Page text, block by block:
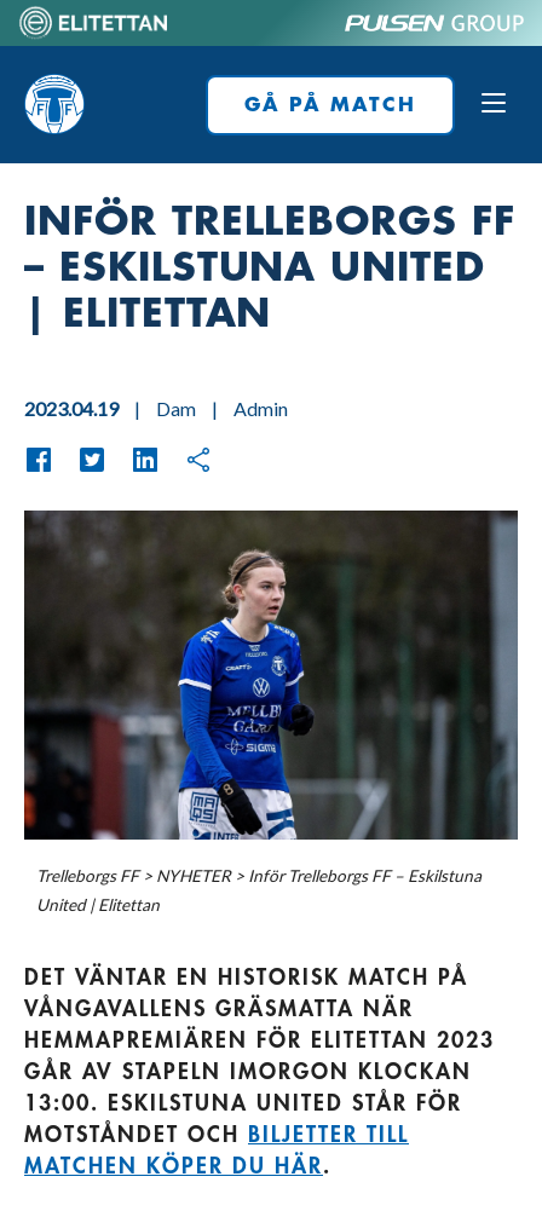
content
Home
GÅ PÅ MATCH
INFÖR TRELLEBORGS FF
– ESKILSTUNA UNITED
| ELITETTAN
2023.04.19 | Dam | Admin
Trelleborgs FF> NYHETER> Inför Trelleborgs FF – Eskilstuna
United | Elitettan
DET VÄNTAR EN HISTORISK MATCH PÅ
VÅNGAVALLENS GRÄSMATTA NÄR
HEMMAPREMIÄREN FÖR ELITETTAN 2023
GÅR AV STAPELN IMORGON KLOCKAN
13:00. ESKILSTUNA UNITED STÅR FÖR
MOTSTÅNDET OCH
BILJETTER TILL
MATCHEN KÖPER DU HÄR .